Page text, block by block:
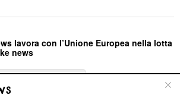
lavora con l’Unione Europea nella lotta
news